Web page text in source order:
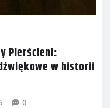
Pierścieni:
w historii
0